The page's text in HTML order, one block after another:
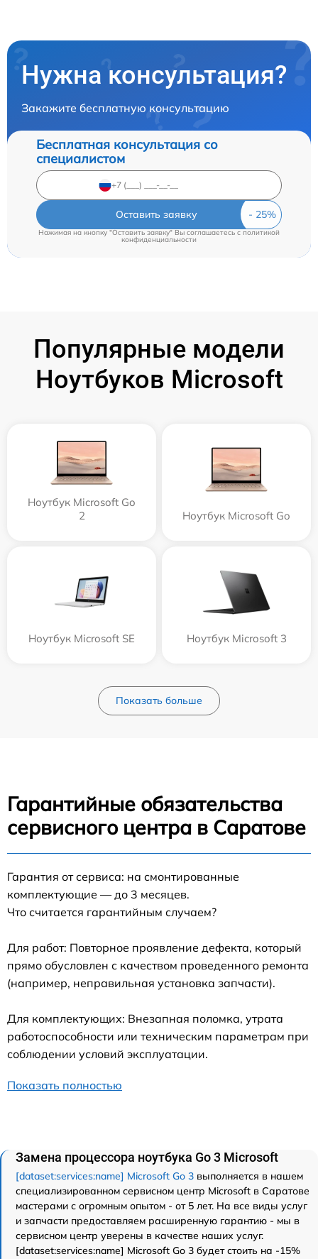
Нужна консультация?
Закажите бесплатную консультацию
Бесплатная консультация со
специалистом
Оставить заявку
Нажимая на кнопку "Оставить заявку" Вы соглашаетесь cполитикой
конфиденциальности
Популярные модели
Ноутбуков Microsoft
Ноутбук Microsoft Go
2
Ноутбук Microsoft Go
Ноутбук Microsoft SE Ноутбук Microsoft 3
Показать больше
Гарантийные обязательства
сервисного центра в Саратове
Гарантия от сервиса: на смонтированные
комплектующие — до 3 месяцев.
Что считается гарантийным случаем?
Для работ: Повторное проявление дефекта, который
прямо обусловлен с качеством проведенного ремонта
(например, неправильная установка запчасти).
Для комплектующих: Внезапная поломка, утрата
работоспособности или техническим параметрам при
соблюдении условий эксплуатации.
Показать полностью
Замена процессора ноутбука Go 3 Microsoft
[dataset:services:name] Microsoft Go 3 выполняется в нашем
специализированном сервисном центр Microsoft в Саратове
мастерами с огромным опытом - от 5 лет. На все виды услуг
и запчасти предоставляем расширенную гарантию - мы в
сервисном центр уверены в качестве наших услуг.
[dataset:services:name] Microsoft Go 3 будет стоить на -15%